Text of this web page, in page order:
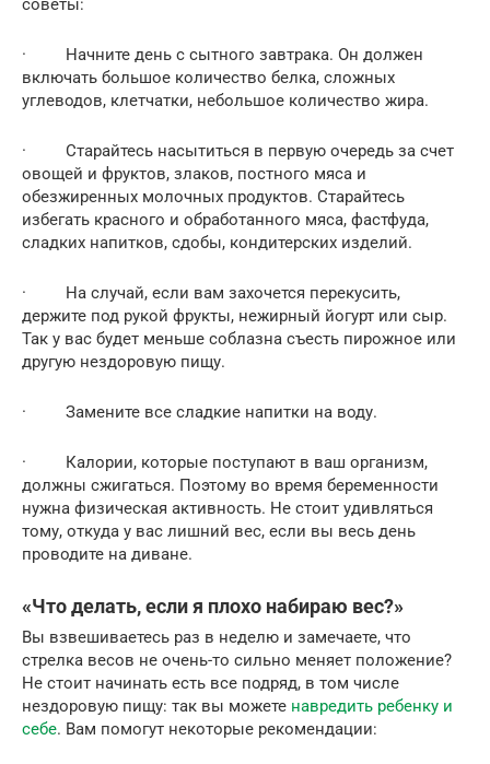
· Начните день с сытного завтрака. Он должен
включать большое количество белка, сложных
углеводов, клетчатки, небольшое количество жира.
· Старайтесь насытиться в первую очередь за счет
овощей и фруктов, злаков, постного мяса и
обезжиренных молочных продуктов. Старайтесь
избегать красного и обработанного мяса, фастфуда,
сладких напитков, сдобы, кондитерских изделий.
· На случай, если вам захочется перекусить,
держите под рукой фрукты, нежирный йогурт или сыр.
Так у вас будет меньше соблазна съесть пирожное или
другую нездоровую пищу.
· Замените все сладкие напитки на воду.
· Калории, которые поступают в ваш организм,
должны сжигаться. Поэтому во время беременности
нужна физическая активность. Не стоит удивляться
тому, откуда у вас лишний вес, если вы весь день
проводите на диване.
«Что делать, если я плохо набираю вес?»
Вы взвешиваетесь раз в неделю и замечаете, что
стрелка весов не очень-то сильно меняет положение?
Не стоит начинать есть все подряд, в том числе
нездоровую пищу: так вы можете навредить ребенку и
себе. Вам помогут некоторые рекомендации: